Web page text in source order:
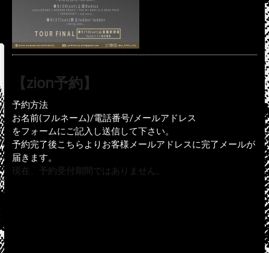
【zion予約】
予約方法
お名前(フルネーム)/電話番号/メールアドレス
をフォームにご記入し送信して下さい。
予約完了後こちらよりお客様メールアドレスに完了メールが
届きます。
現在、予約受付期間ではありません。